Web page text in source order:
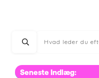
Seneste Indlæg: